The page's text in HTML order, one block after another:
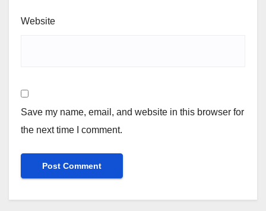
Website
Save my name, email, and website in this browser for
the next time I comment.